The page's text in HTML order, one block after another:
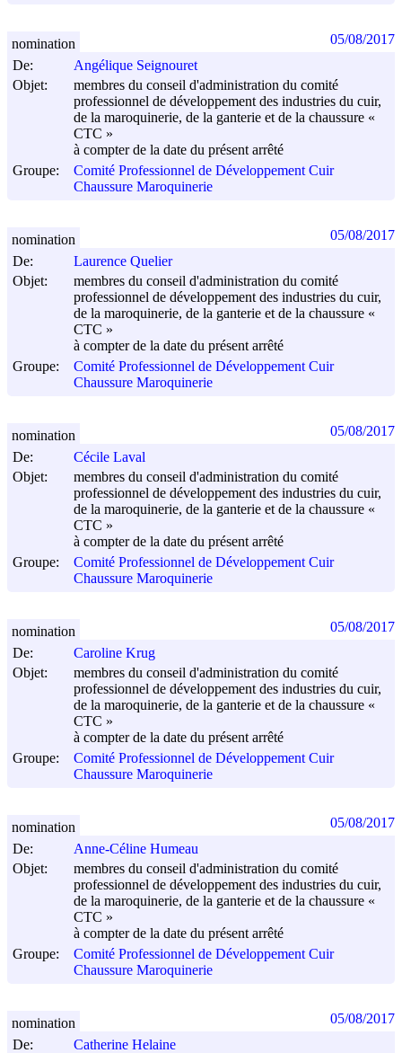
De:
Angélique Seignouret
Objet:
membres du conseil d'administration du comité
professionnel de développement des industries du cuir,
de la maroquinerie, de la ganterie et de la chaussure «
CTC »
à compter de la date du présent arrêté
Groupe:
Comité Professionnel de Développement Cuir
Chaussure Maroquinerie
nomination 05/08/2017
De:
Laurence Quelier
Objet:
membres du conseil d'administration du comité
professionnel de développement des industries du cuir,
de la maroquinerie, de la ganterie et de la chaussure «
CTC »
à compter de la date du présent arrêté
Groupe:
Comité Professionnel de Développement Cuir
Chaussure Maroquinerie
nomination 05/08/2017
De:
Cécile Laval
Objet:
membres du conseil d'administration du comité
professionnel de développement des industries du cuir,
de la maroquinerie, de la ganterie et de la chaussure «
CTC »
à compter de la date du présent arrêté
Groupe:
Comité Professionnel de Développement Cuir
Chaussure Maroquinerie
nomination 05/08/2017
De:
Caroline Krug
Objet:
membres du conseil d'administration du comité
professionnel de développement des industries du cuir,
de la maroquinerie, de la ganterie et de la chaussure «
CTC »
à compter de la date du présent arrêté
Groupe:
Comité Professionnel de Développement Cuir
Chaussure Maroquinerie
nomination 05/08/2017
De:
Anne-Céline Humeau
Objet:
membres du conseil d'administration du comité
professionnel de développement des industries du cuir,
de la maroquinerie, de la ganterie et de la chaussure «
CTC »
à compter de la date du présent arrêté
Groupe:
Comité Professionnel de Développement Cuir
Chaussure Maroquinerie
nomination 05/08/2017
De: Catherine Helaine
nomination 05/08/2017